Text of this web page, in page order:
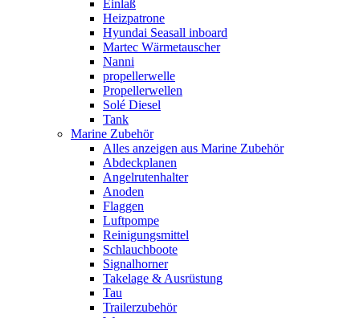
Einlaß
Heizpatrone
Hyundai Seasall inboard
Martec Wärmetauscher
Nanni
propellerwelle
Propellerwellen
Solé Diesel
Tank
Marine Zubehör
Alles anzeigen aus Marine Zubehör
Abdeckplanen
Angelrutenhalter
Anoden
Flaggen
Luftpompe
Reinigungsmittel
Schlauchboote
Signalhorner
Takelage & Ausrüstung
Tau
Trailerzubehör